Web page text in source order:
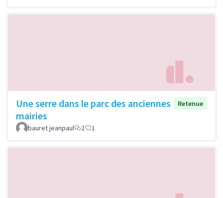
Une serre dans le parc des anciennes
mairies
Retenue
bauret jeanpaul 2 1